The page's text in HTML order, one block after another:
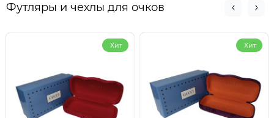
Футляры и чехлы для очков
Хит Хит